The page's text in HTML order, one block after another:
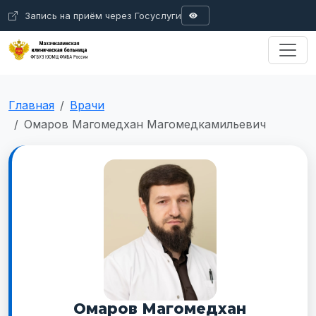
Запись на приём через Госуслуги
A Ц
Интервал Аб
Главная
Врачи
Омаров Магомедхан Магомедкамильевич
Омаров Магомедхан